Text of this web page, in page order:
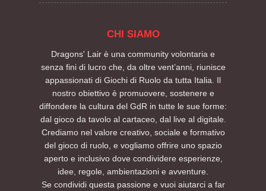
CHI SIAMO
Dragons' Lair è una community volontaria e
senza fini di lucro che, da oltre vent’anni, riunisce
appassionati di Giochi di Ruolo da tutta Italia. Il
nostro obiettivo è promuovere, sostenere e
diffondere la cultura del GdR in tutte le sue forme:
dal gioco da tavolo al cartaceo, dal live al digitale.
Crediamo nel valore creativo, sociale e formativo
del gioco di ruolo, e vogliamo offrire uno spazio
aperto e inclusivo dove condividere esperienze,
idee, regole, ambientazioni e avventure.
Se condividi questa passione e vuoi aiutarci a far